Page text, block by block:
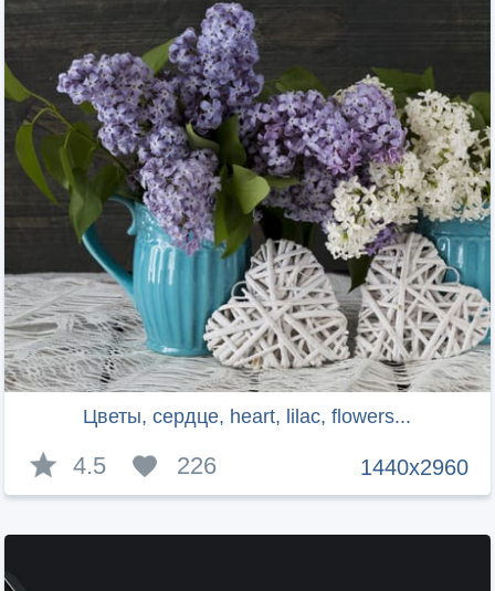
Цветы, сердце, heart, lilac, flowers...
1440x2960
4.5 226